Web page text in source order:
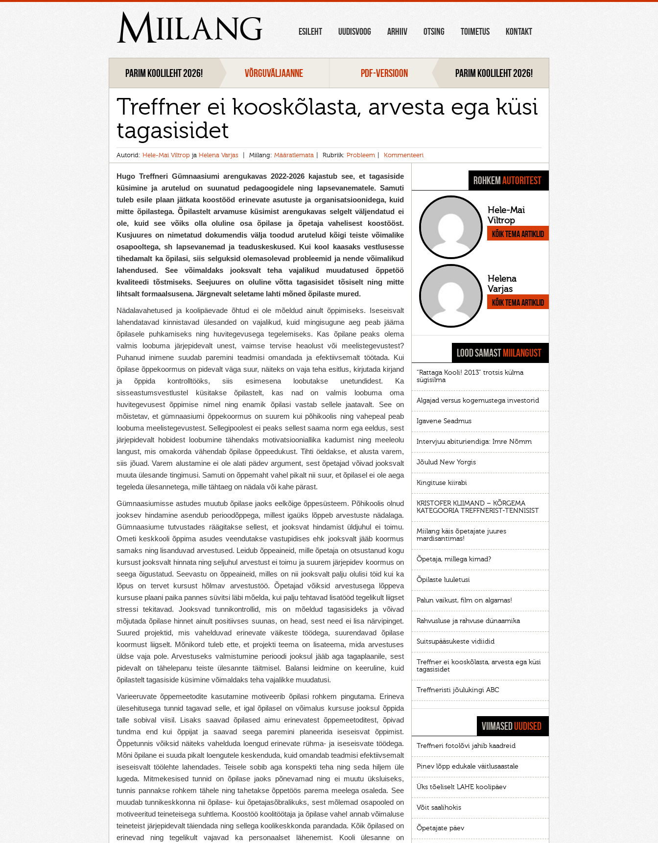
Miilang ESILEHT UUDISVOOG ARHIIV OTSING TOIMETUS KONTAKT
Parim koolileht 2026! VÕRGUVÄLJAANNE PDF-VERSIOON Parim koolileht 2026!
Treffner ei kooskõlasta, arvesta ega küsi
tagasisidet
Autorid: Hele-Mai Viltrop ja Helena Varjas Miilang: Määratlemata Rubriik: Probleem Kommenteeri
Hugo Treffneri Gümnaasiumi arengukavas 2022-2026 kajastub see, et tagasiside
küsimine ja arutelud on suunatud pedagoogidele ning lapsevanematele. Samuti
tuleb esile plaan jätkata koostööd erinevate asutuste ja organisatsioonidega, kuid
mitte õpilastega. Õpilastelt arvamuse küsimist arengukavas selgelt väljendatud ei
ole, kuid see võiks olla oluline osa õpilase ja õpetaja vahelisest koostööst.
Kusjuures on nimetatud dokumendis välja toodud arutelud kõigi teiste võimalike
osapooltega, sh lapsevanemad ja teaduskeskused. Kui kool kaasaks vestlusesse
tihedamalt ka õpilasi, siis selguksid olemasolevad probleemid ja nende võimalikud
lahendused. See võimaldaks jooksvalt teha vajalikud muudatused õppetöö
kvaliteedi tõstmiseks. Seejuures on oluline võtta tagasisidet tõsiselt ning mitte
lihtsalt formaalsusena. Järgnevalt seletame lahti mõned õpilaste mured.
Nädalavahetused ja koolipäevade õhtud ei ole mõeldud ainult õppimiseks. Iseseisvalt
lahendatavad kinnistavad ülesanded on vajalikud, kuid mingisugune aeg peab jääma
õpilasele puhkamiseks ning huvitegevusega tegelemiseks. Kas õpilane peaks olema
valmis loobuma järjepidevalt unest, vaimse tervise heaolust või meelistegevustest?
Puhanud inimene suudab paremini teadmisi omandada ja efektiivsemalt töötada. Kui
õpilase õppekoormus on pidevalt väga suur, näiteks on vaja teha esitlus, kirjutada kirjand
ja õppida kontrolltööks, siis esimesena loobutakse unetundidest. Ka
sisseastumsvestlustel küsitakse õpilastelt, kas nad on valmis loobuma oma
huvitegevusest õppimise nimel ning enamik õpilasi vastab sellele jaatavalt. See on
mõistetav, et gümnaasiumi õppekoormus on suurem kui põhikoolis ning vahepeal peab
loobuma meelistegevustest. Sellegipoolest ei peaks sellest saama norm ega eeldus, sest
järjepidevalt hobidest loobumine tähendaks motivatsiooniallika kadumist ning meeleolu
langust, mis omakorda vähendab õpilase õppeedukust. Tihti öeldakse, et alusta varem,
siis jõuad. Varem alustamine ei ole alati pädev argument, sest õpetajad võivad jooksvalt
muuta ülesande tingimusi. Samuti on õppemaht vahel pikalt nii suur, et õpilasel ei ole aega
tegeleda ülesannetega, mille tähtaeg on nädala või kahe pärast.
Gümnaasiumisse astudes muutub õpilase jaoks eelkõige õppesüsteem. Põhikoolis olnud
jooksev hindamine asendub perioodõppega, millest igaüks lõppeb arvestuste nädalaga.
Gümnaasiume tutvustades räägitakse sellest, et jooksvat hindamist üldjuhul ei toimu.
Ometi keskkooli õppima asudes veendutakse vastupidises ehk jooksvalt jääb koormus
samaks ning lisanduvad arvestused. Leidub õppeaineid, mille õpetaja on otsustanud kogu
kursust jooksvalt hinnata ning seljuhul arvestust ei toimu ja suurem järjepidev koormus on
seega õigustatud. Seevastu on õppeaineid, milles on nii jooksvalt palju olulisi töid kui ka
lõpus on tervet kursust hõlmav arvestustöö. Õpetajad võiksid arvestusega lõppeva
kursuse plaani paika pannes süvitsi läbi mõelda, kui palju tehtavad lisatööd tegelikult liigset
stressi tekitavad. Jooksvad tunnikontrollid, mis on mõeldud tagasisideks ja võivad
mõjutada õpilase hinnet ainult positiivses suunas, on head, sest need ei lisa närvipinget.
Suured projektid, mis vahelduvad erinevate väikeste töödega, suurendavad õpilase
koormust liigselt. Mõnikord tuleb ette, et projekti teema on lisateema, mida arvestuses
üldse vaja pole. Arvestuseks valmistumine perioodi jooksul jääb aga tagaplaanile, sest
pidevalt on tähelepanu teiste ülesannte täitmisel. Balansi leidmine on keeruline, kuid
õpilastelt tagasiside küsimine võimaldaks teha vajalikke muudatusi.
Varieeruvate õppemeetodite kasutamine motiveerib õpilasi rohkem pingutama. Erineva
ülesehitusega tunnid tagavad selle, et igal õpilasel on võimalus kursuse jooksul õppida
talle sobival viisil. Lisaks saavad õpilased aimu erinevatest õppemeetoditest, õpivad
tundma end kui õppijat ja saavad seega paremini planeerida iseseisvat õppimist.
Õppetunnis võiksid näiteks vahelduda loengud erinevate rühma- ja iseseisvate töödega.
Mõni õpilane ei suuda pikalt loengutele keskenduda, kuid omandab teadmisi efektiivsemalt
iseseisvalt töölehte lahendades. Teisele sobib aga konspekti teha ning seda hiljem üle
lugeda. Mitmekesised tunnid on õpilase jaoks põnevamad ning ei muutu üksluiseks,
tunnis pannakse rohkem tähele ning tahetakse õppetöös parema meelega osaleda. See
muudab tunnikeskkonna nii õpilase- kui õpetajasõbralikuks, sest mõlemad osapooled on
motiveeritud teineteisega suhtlema. Koostöö koolitöötaja ja õpilase vahel annab võimaluse
teineteist järjepidevalt täiendada ning sellega koolikeskkonda parandada. Kõik õpilased on
erinevad ning tegelikult vajavad ka personaalset lähenemist. Kooli ülesanne on
ROHKEMAUTORITEST
Hele-Mai
Viltrop
Kõik tema artiklid
Helena
Varjas
Kõik tema artiklid
LOOD SAMASTMIILANGUST
“Rattaga Kooli! 2013” trotsis külma
sügisilma
Algajad versus kogemustega investorid
Igavene Seadmus
Intervjuu abituriendiga: Imre Nõmm
Jõulud New Yorgis
Kingituse kiirabi
KRISTOFER KLIIMAND – KÕRGEMA
KATEGOORIA TREFFNERIST-TENNISIST
Miilang käis õpetajate juures
mardisantimas!
Õpetaja, millega kimad?
Õpilaste luuletusi
Palun vaikust, film on algamas!
Rahvusluse ja rahvuse dünaamika
Suitsupääsukeste vidiidid
Treffner ei kooskõlasta, arvesta ega küsi
tagasisidet
Treffneristi jõulukingi ABC
VIIMASEDUUDISED
Treffneri fotolõvi jahib kaadreid
Pinev lõpp edukale väitlusaastale
Üks tõeliselt LAHE koolipäev
Võit saalihokis
Õpetajate päev